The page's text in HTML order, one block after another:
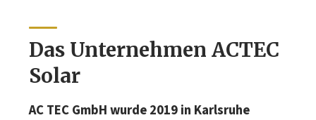
Das Unternehmen ACTEC
Solar
AC TEC GmbH wurde 2019 in Karlsruhe